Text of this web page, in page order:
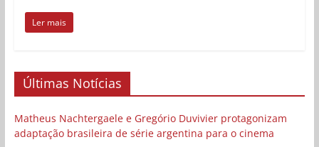
Ler mais
Últimas Notícias
Matheus Nachtergaele e Gregório Duvivier protagonizam
adaptação brasileira de série argentina para o cinema